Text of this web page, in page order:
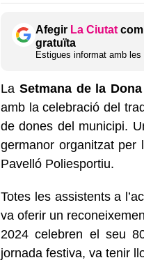
Afegir La Ciutat
gratuïta
Estigues informat amb
La Setmana de la
amb la celebració del
de dones del municipi.
germanor organitzat per
Pavelló Poliesportiu.
Totes les assistents a
va oferir un
2024 celebren el seu
jornada festiva, va tenir